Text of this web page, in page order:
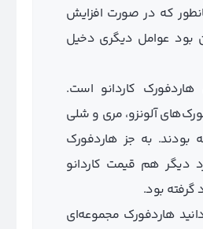
که در صورت افزایش
عوامل دیگری دخیل
کاردانو است.
آلونزو، مری و شلی
به جز هاردفورک
دیگر هم قیمت کاردانو
گرفته بود.
هاردفورک مجموعه‌ای